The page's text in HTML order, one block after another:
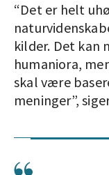
“Det er helt
kilder. Det kan
humaniora,
skal være
meninger”,